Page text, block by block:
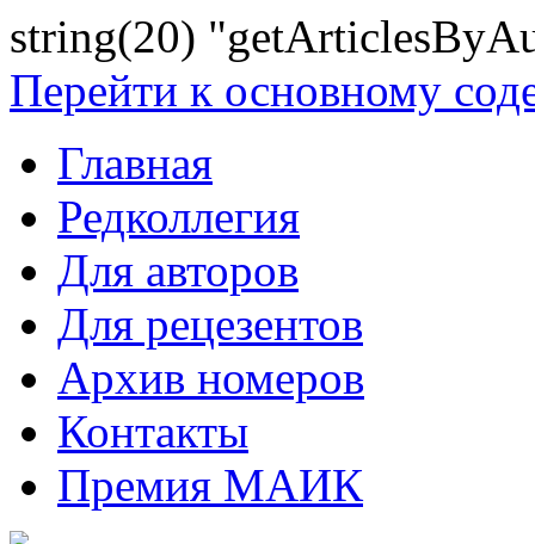
string(20)
Перейти к основному
Главная
Редколлегия
Для авторов
Для рецезентов
Архив номеров
Контакты
Премия МАИК